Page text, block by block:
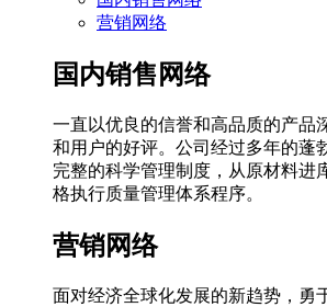
营销网络
国内销售网络
一直以优良的信誉和高品质的产品
和用户的好评。公司经过多年的蓬
完整的科学管理制度，从原材料进
格执行质量管理体系程序。
营销网络
面对经济全球化发展的新趋势，勇